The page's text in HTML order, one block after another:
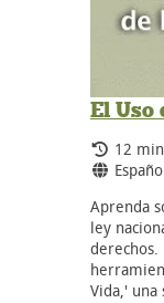
El Uso
12
Aprenda
ley
derechos.
Vida,'